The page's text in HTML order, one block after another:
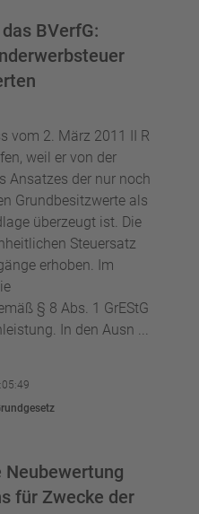
BVerfG:
vom 2. März 2011 II R
weil er von der
Ansatzes der nur noch
Grundbesitzwerte als
überzeugt ist. Die
Steuersatz
erhoben. Im
§ 8 Abs. 1 GrEStG
In den Ausn ...
Neubewertung
für Zwecke der